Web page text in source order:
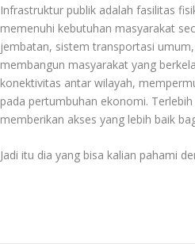
Infrastruktur publik adalah fasilitas
memenuhi kebutuhan masyarakat
jembatan, sistem transportasi
membangun masyarakat yang
konektivitas antar wilayah,
pada pertumbuhan ekonomi.
memberikan akses yang lebih baik
Jadi itu dia yang bisa kalian pahami